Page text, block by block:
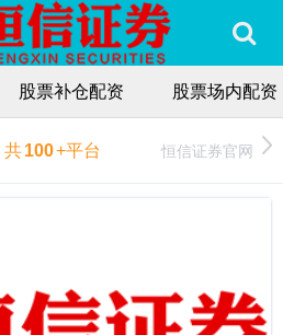
股票补仓配资 股票场内配资
共100+平台 恒信证券官网